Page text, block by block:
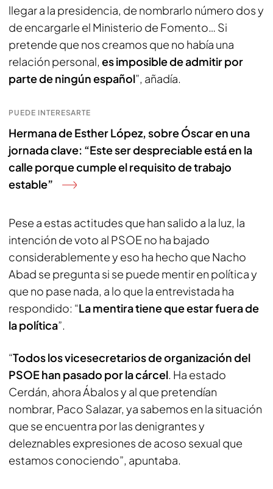
llegar a la presidencia, de nombrarlo número dos y
de encargarle el Ministerio de Fomento… Si
pretende que nos creamos que no había una
relación personal, es imposible de admitir por
parte de ningún español”, añadía.
PUEDE INTERESARTE
Hermana de Esther López, sobre Óscar en una
jornada clave: “Este ser despreciable está en la
calle porque cumple el requisito de trabajo
estable”
Pese a estas actitudes que han salido a la luz, la
intención de voto al PSOE no ha bajado
considerablemente y eso ha hecho que Nacho
Abad se pregunta si se puede mentir en política y
que no pase nada, a lo que la entrevistada ha
respondido: “La mentira tiene que estar fuera de
la política”.
“Todos los vicesecretarios de organización del
PSOE han pasado por la cárcel. Ha estado
Cerdán, ahora Ábalos y al que pretendían
nombrar, Paco Salazar, ya sabemos en la situación
que se encuentra por las denigrantes y
deleznables expresiones de acoso sexual que
estamos conociendo”, apuntaba.